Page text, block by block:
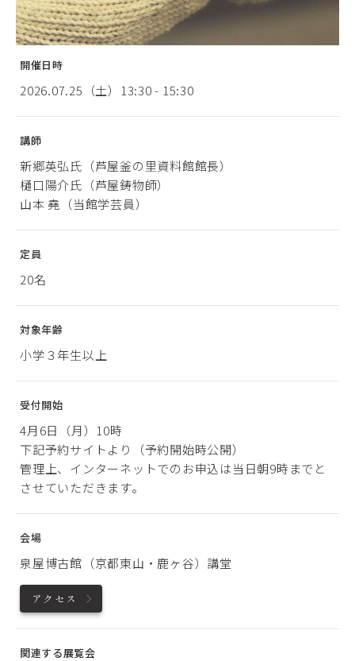
開催日時
2026.07.25（土）13:30 - 15:30
講師
新郷英弘氏（芦屋釜の里資料館館長）
樋口陽介氏（芦屋鋳物師）
山本 堯（当館学芸員）
定員
20名
対象年齢
小学３年生以上
受付開始
4月6日（月）10時
下記予約サイトより（予約開始時公開）
管理上、インターネットでのお申込は当日朝9時までと
させていただきます。
会場
泉屋博古館（京都東山・鹿ヶ谷）講堂
アクセス
関連する展覧会